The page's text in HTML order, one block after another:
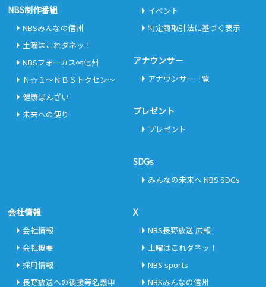
NBS制作番組
NBSみんなの信州
土曜はこれダネッ！
NBSフォーカス∞信州
Ｎ☆１～ＮＢＳトクセン～
健康ばんざい
未来への便り
イベント
特定商取引法に基づく表示
アナウンサー
アナウンサー一覧
プレゼント
プレゼント
SDGs
みんなの未来へ NBS SDGs
会社情報
会社情報
会社概要
採用情報
長野放送への後援等名義申
X
NBS長野放送 広報
土曜はこれダネッ！
NBS sports
NBSみんなの信州